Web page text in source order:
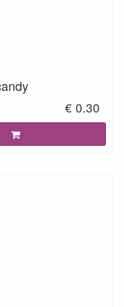
€ 0.30